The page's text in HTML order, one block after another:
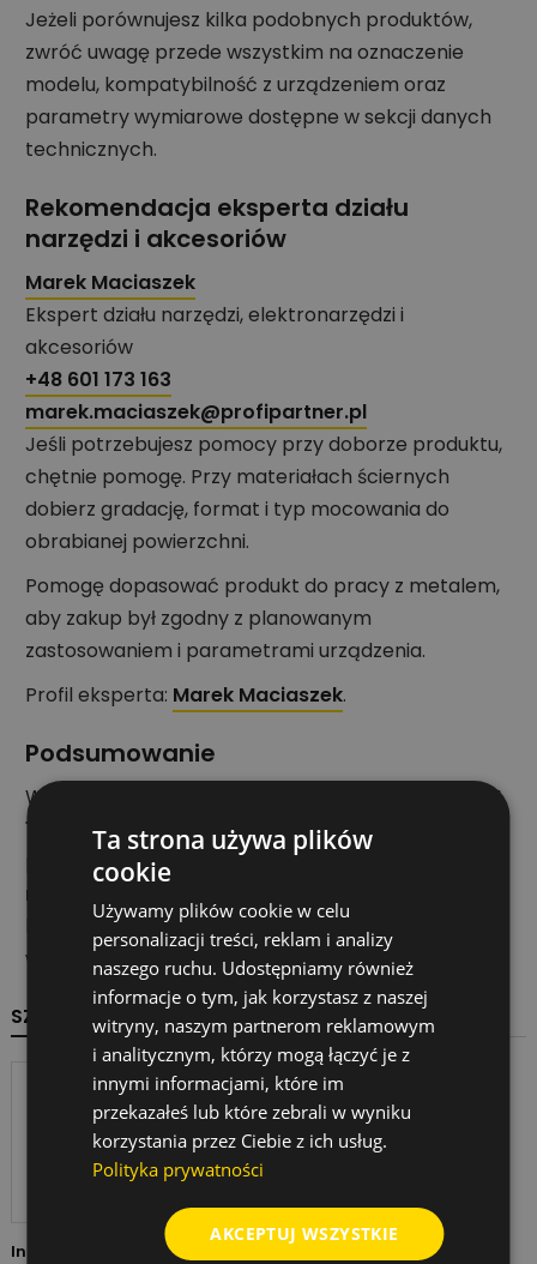
Jeżeli porównujesz kilka podobnych produktów,
zwróć uwagę przede wszystkim na oznaczenie
modelu, kompatybilność z urządzeniem oraz
parametry wymiarowe dostępne w sekcji danych
technicznych.
Rekomendacja eksperta działu
narzędzi i akcesoriów
Marek Maciaszek
Ekspert działu narzędzi, elektronarzędzi i
akcesoriów
+48 601 173 163
marek.maciaszek@profipartner.pl
Jeśli potrzebujesz pomocy przy doborze produktu,
chętnie pomogę. Przy materiałach ściernych
dobierz gradację, format i typ mocowania do
obrabianej powierzchni.
Pomogę dopasować produkt do pracy z metalem,
aby zakup był zgodny z planowanym
zastosowaniem i parametrami urządzenia.
Profil eksperta: Marek Maciaszek.
Podsumowanie
Wybierz
Ściernica listkowa FLAP D. PROFI F/METAL
125 mm x 120 mm PROSTA, jeśli potrzebujesz
produktu z kategorii
Materiały ścierne
metalem
których liczy się kompatybilność, trwałość i
właściwe parametry techniczne.
SZCZEGÓŁY PRODUKTU
Indeks
Ta strona używa plików
cookie
Używamy plików cookie w celu
personalizacji treści, reklam i analizy
naszego ruchu. Udostępniamy również
informacje o tym, jak korzystasz z naszej
witryny, naszym partnerom reklamowym
i analitycznym, którzy mogą łączyć je z
innymi informacjami, które im
przekazałeś lub które zebrali w wyniku
korzystania przez Ciebie z ich usług.
Polityka prywatności
AKCEPTUJ WSZYSTKIE